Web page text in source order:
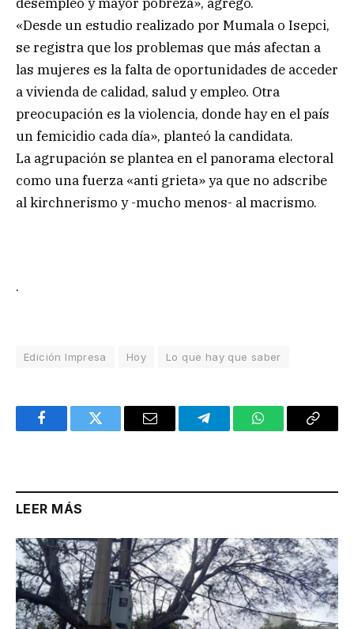
«Desde un estudio realizado por Mumala o Isepci,
se registra que los problemas que más afectan a
las mujeres es la falta de oportunidades de acceder
a vivienda de calidad, salud y empleo. Otra
preocupación es la violencia, donde hay en el país
un femicidio cada día», planteó la candidata.
La agrupación se plantea en el panorama electoral
como una fuerza «anti grieta» ya que no adscribe
al kirchnerismo y -mucho menos- al macrismo.
.
Edición Impresa Hoy Lo que hay que saber
FacebookTwitter Email TelegramWhatsAppCopy
LEER MÁS